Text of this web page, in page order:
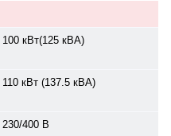
100 кВт(125 кВА)
110 кВт (137.5 кВА)
230/400 В